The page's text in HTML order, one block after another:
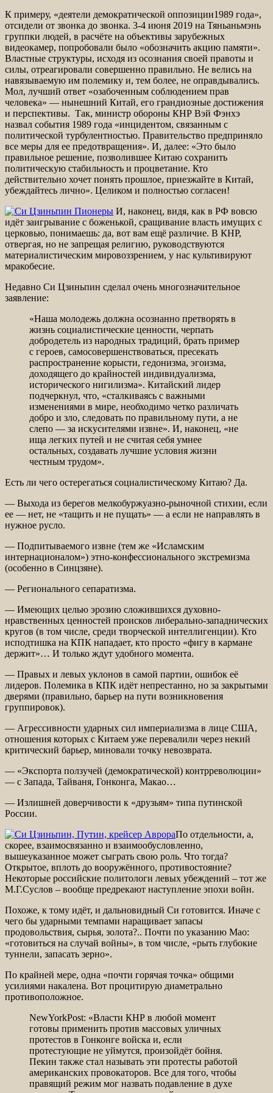
К примеру, «деятели демократической оппозиции1989 года»,
отсидели от звонка до звонка. 3-4 июня 2019 на Тяньаньмэнь
группки людей, в расчёте на объективы зарубежных
видеокамер, попробовали было «обозначить акцию памяти».
Властные структуры, исходя из осознания своей правоты и
силы, отреагировали совершенно правильно. Не велись на
навязываемую им полемику и, тем более, не оправдывались.
Мол, лучший ответ «озабоченным соблюдением прав
человека» — нынешний Китай, его грандиозные достижения
и перспективы. Так, министр обороны КНР Вэй Фэнхэ
назвал события 1989 года «инцидентом, связанным с
политической турбулентностью. Правительство предприняло
все меры для ее предотвращения». И, далее: «Это было
правильное решение, позволившее Китаю сохранить
политическую стабильность и процветание. Кто
действительно хочет понять прошлое, приезжайте в Китай,
убеждайтесь лично». Целиком и полностью согласен!
И, наконец, видя, как в РФ вовсю
идёт заигрывание с боженькой, сращивание власть имущих с
церковью, понимаешь: да, вот вам ещё различие. В КНР,
отвергая, но не запрещая религию, руководствуются
материалистическим мировоззрением, у нас культивируют
мракобесие.
Недавно Си Цзиньпин сделал очень многозначительное
заявление:
«Наша молодежь должна осознанно претворять в
жизнь социалистические ценности, черпать
добродетель из народных традиций, брать пример
с героев, самосовершенствоваться, пресекать
распространение корысти, гедонизма, эгоизма,
доходящего до крайностей индивидуализма,
исторического нигилизма». Китайский лидер
подчеркнул, что, «сталкиваясь с важными
изменениями в мире, необходимо четко различать
добро и зло, следовать по правильному пути, а не
слепо — за искусителями извне». И, наконец, «не
ища легких путей и не считая себя умнее
остальных, создавать лучшие условия жизни
честным трудом».
Есть ли чего остерегаться социалистическому Китаю? Да.
— Выхода из берегов мелкобуржуазно-рыночной стихии, если
ее — нет, не «тащить и не пущать» — а если не направлять в
нужное русло.
— Подпитываемого извне (тем же «Исламским
интернационалом») этно-конфессионального экстремизма
(особенно в Синцзяне).
— Регионального сепаратизма.
— Имеющих целью эрозию сложившихся духовно-
нравственных ценностей происков либерально-западнических
кругов (в том числе, среди творческой интеллигенции). Кто
исподтишка на КПК нападает, кто просто «фигу в кармане
держит»… И только ждут удобного момента.
— Правых и левых уклонов в самой партии, ошибок её
лидеров. Полемика в КПК идёт непрестанно, но за закрытыми
дверями (правильно, барьер на пути возникновения
группировок).
— Агрессивности ударных сил империализма в лице США,
отношения которых с Китаем уже перевалили через некий
критический барьер, миновали точку невозврата.
— «Экспорта ползучей (демократической) контрреволюции»
— с Запада, Тайваня, Гонконга, Макао…
— Излишней доверчивости к «друзьям» типа путинской
России.
По отдельности, а,
скорее, взаимосвязанно и взаимообусловленно,
вышеуказанное может сыграть свою роль. Что тогда?
Открытое, вплоть до вооружённого, противостояние?
Некоторые российские политологи левых убеждений – тот же
М.Г.Суслов – вообще предрекают наступление эпохи войн.
Похоже, к тому идёт, и дальновидный Си готовится. Иначе с
чего бы ударными темпами наращивает запасы
продовольствия, сырья, золота?.. Почти по указанию Мао:
«готовиться на случай войны», в том числе, «рыть глубокие
туннели, запасать зерно».
По крайней мере, одна «почти горячая точка» общими
усилиями накалена. Вот процитирую диаметрально
противоположное.
NewYorkPost: «Власти КНР в любой момент
готовы применить против массовых уличных
протестов в Гонконге войска и, если
протестующие не уймутся, произойдёт бойня.
Пекин также стал называть эти протесты работой
американских провокаторов. Все для того, чтобы
правящий режим мог назвать подавление в духе